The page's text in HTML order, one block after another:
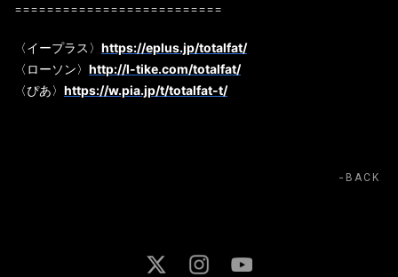
==========================
〈イープラス〉 https://eplus.jp/totalfat/
〈ローソン〉 http://l-tike.com/totalfat/
〈ぴあ〉 https://w.pia.jp/t/totalfat-t/
BACK